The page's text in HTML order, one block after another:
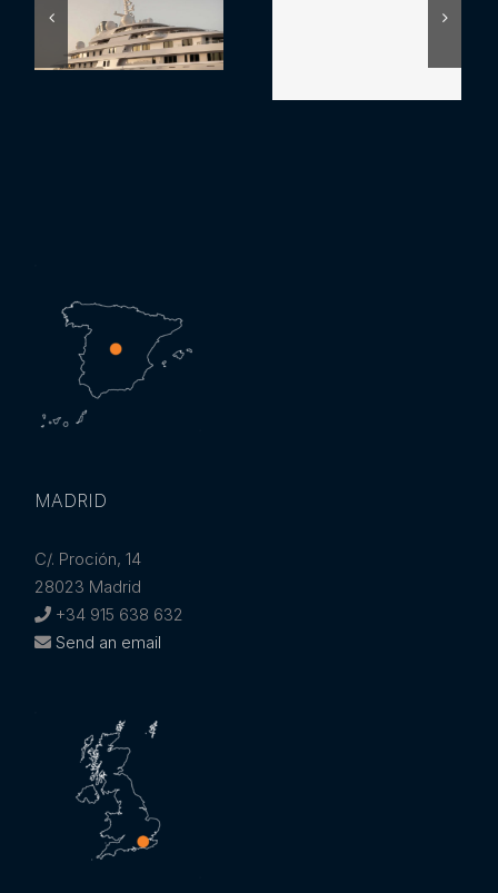
MADRID
C/. Proción, 14
28023 Madrid
+34 915 638 632
Send an email